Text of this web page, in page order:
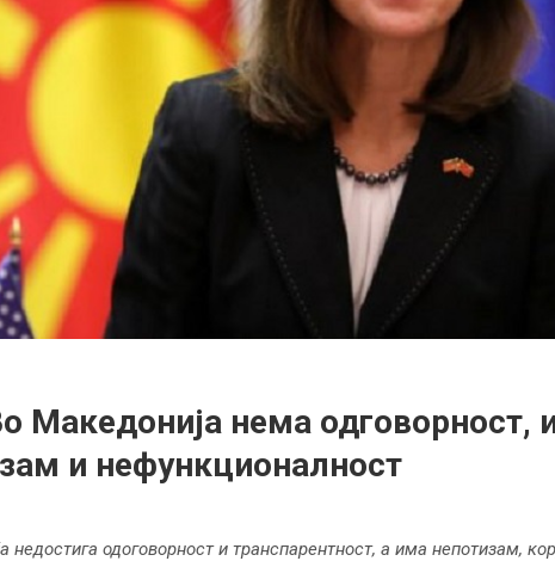
Македонија нема одговорност,
и нефункционалност
недостига одоговорност и транспарентност, а има непотизам,